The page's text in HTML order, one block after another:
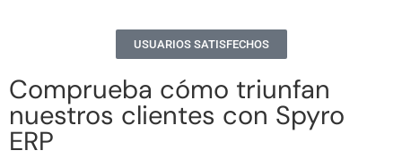
USUARIOS SATISFECHOS
Comprueba cómo triunfan
nuestros clientes con Spyro
ERP